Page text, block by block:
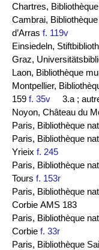
Chartres,
Cambrai,
d’Arras f. 119v
Einsiedeln,
Graz,
Laon, Bibliothèque
Montpellier,
159 f. 35v 3.a ;
Noyon, Château du
Paris, Bibliothèque
Paris, Bibliothèque
Yrieix f. 245
Paris, Bibliothèque
Tours f. 153r
Paris, Bibliothèque
Corbie AMS 183
Paris, Bibliothèque
Corbie f. 33r
Paris, Bibliothèque